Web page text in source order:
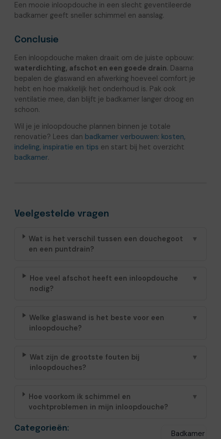
Een mooie inloopdouche in een slecht geventileerde
badkamer geeft sneller schimmel en aanslag.
Conclusie
Een inloopdouche maken draait om de juiste opbouw:
waterdichting, afschot en een goede drain. Daarna
bepalen de glaswand en afwerking hoeveel comfort je
hebt en hoe makkelijk het onderhoud is. Pak ook
ventilatie mee, dan blijft je badkamer langer droog en
schoon.
Wil je je inloopdouche plannen binnen je totale
renovatie? Lees dan badkamer verbouwen: kosten,
indeling, inspiratie en tips en start bij het overzicht
badkamer.
Veelgestelde vragen
Wat is het verschil tussen een douchegoot
en een puntdrain?
▼
Hoe veel afschot heeft een inloopdouche
nodig?
▼
Welke glaswand is het beste voor een
inloopdouche?
▼
Wat zijn de grootste fouten bij
inloopdouches?
▼
Hoe voorkom ik schimmel en
vochtproblemen in mijn inloopdouche?
▼
Categorieën:
Badkamer